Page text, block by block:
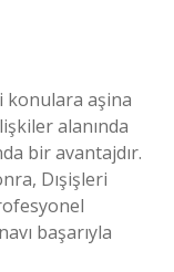
konulara aşina
alanında
bir avantajdır.
Dışişleri
başarıyla